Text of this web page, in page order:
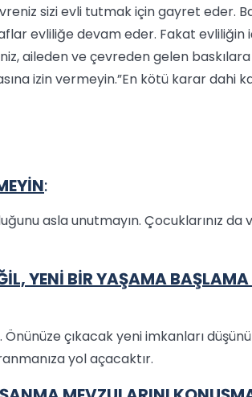
sizi evli tutmak için gayret eder.
evliliğe devam eder. Fakat evliliğin
aileden ve çevreden gelen baskılara
izin vermeyin.”En kötü karar dahi
:
asla unutmayın. Çocuklarınız
YENİ BİR YAŞAMA
çıkacak yeni imkanları
yol açacaktır.